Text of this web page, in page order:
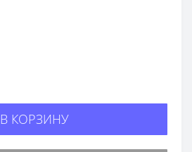
В КОРЗИНУ